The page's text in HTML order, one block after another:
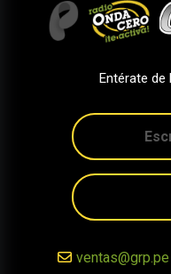
Entérate de
ventas@grp.pe